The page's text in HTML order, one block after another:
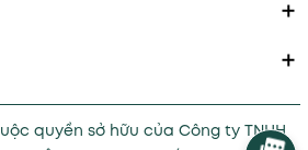
quyền sở hữu của Công ty TNHH